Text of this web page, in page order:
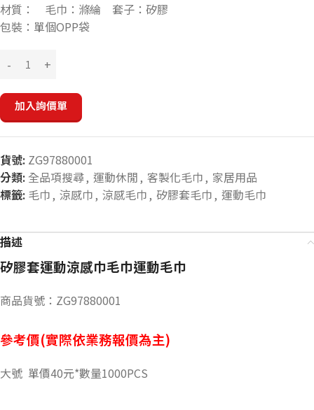
材質： 毛巾：滌綸 套子：矽膠
包裝：單個OPP袋
加入詢價單
貨號: ZG97880001
分類: 全品項搜尋, 運動休閒 , 客製化毛巾 , 家居用品
標籤: 毛巾 , 涼感巾 , 涼感毛巾 , 矽膠套毛巾 , 運動毛巾
描述
矽膠套運動涼感巾毛巾運動毛巾
商品貨號：ZG97880001
參考價(實際依業務報價為主)
大號 單價40元*數量1000PCS